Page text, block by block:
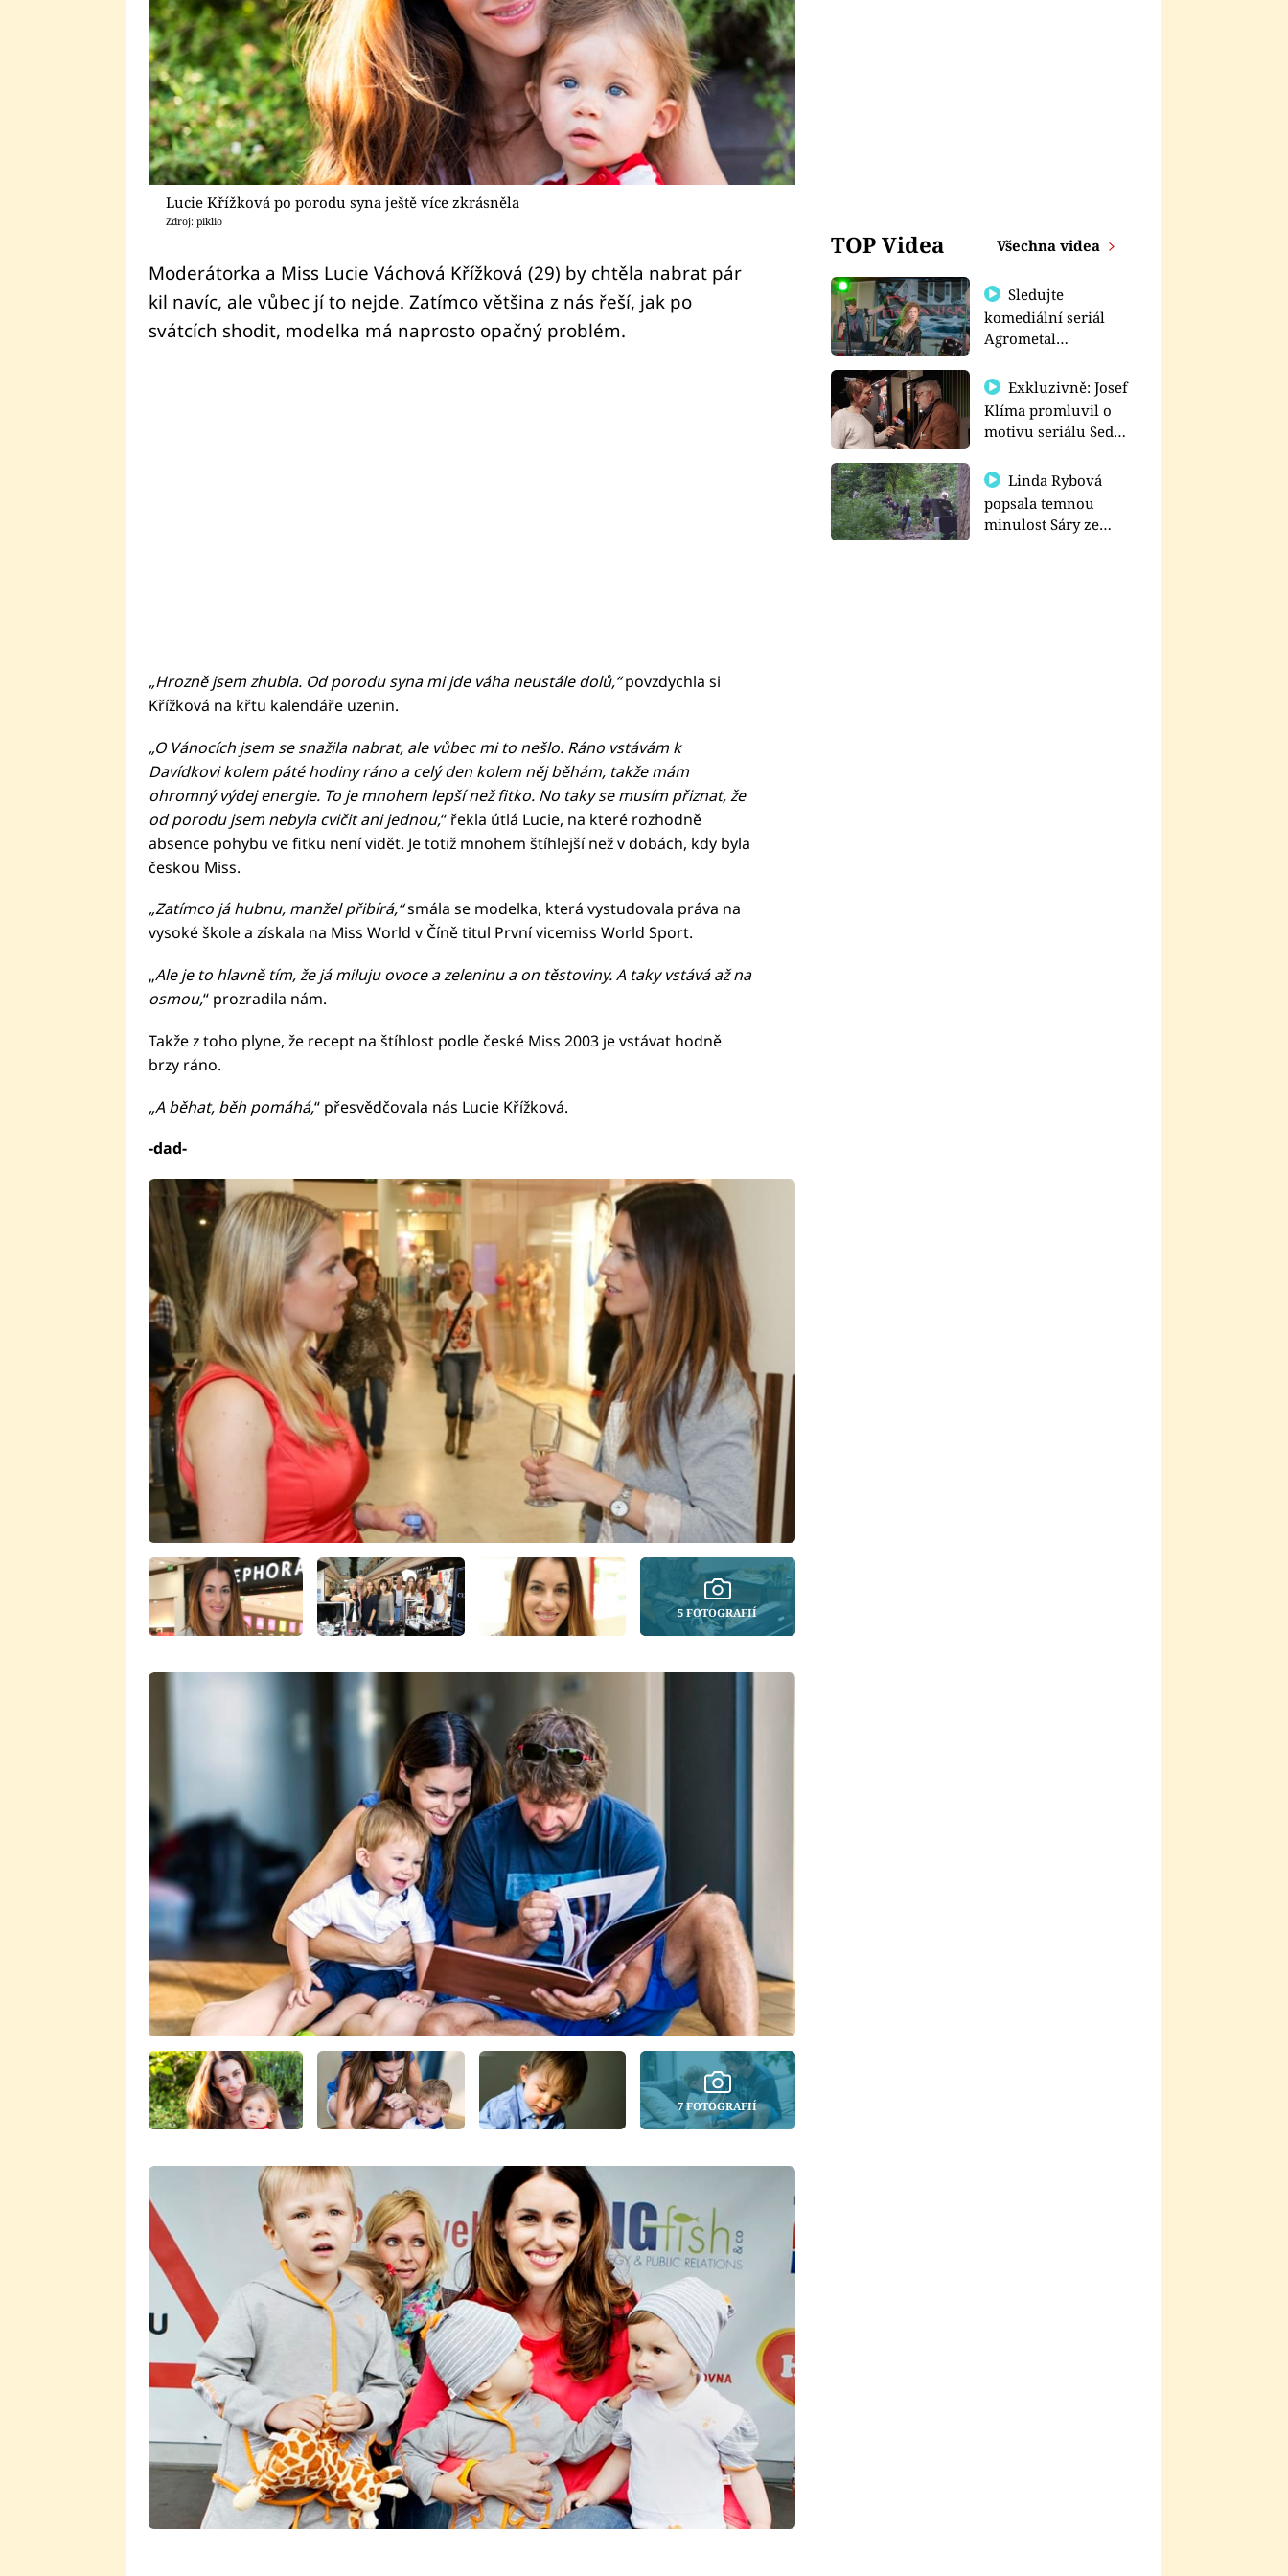
Lucie Křížková po porodu syna ještě více zkrásněla
Zdroj: piklio
Moderátorka a Miss Lucie Váchová Křížková (29) by chtěla nabrat pár
kil navíc, ale vůbec jí to nejde. Zatímco většina z nás řeší, jak po
svátcích shodit, modelka má naprosto opačný problém.
„Hrozně jsem zhubla. Od porodu syna mi jde váha neustále dolů,“povzdychla si
Křížková na křtu kalendáře uzenin.
„O Vánocích jsem se snažila nabrat, ale vůbec mi to nešlo. Ráno vstávám k
Davídkovi kolem páté hodiny ráno a celý den kolem něj běhám, takže mám
ohromný výdej energie. To je mnohem lepší než fitko. No taky se musím přiznat, že
od porodu jsem nebyla cvičit ani jednou,“ řekla útlá Lucie, na které rozhodně
absence pohybu ve fitku není vidět. Je totiž mnohem štíhlejší než v dobách, kdy byla
českou Miss.
„Zatímco já hubnu, manžel přibírá,“smála se modelka, která vystudovala práva na
vysoké škole a získala na Miss World v Číně titul První vicemiss World Sport.
„Ale je to hlavně tím, že já miluju ovoce a zeleninu a on těstoviny. A taky vstává až na
osmou,“ prozradila nám.
Takže z toho plyne, že recept na štíhlost podle české Miss 2003 je vstávat hodně
brzy ráno.
„A běhat, běh pomáhá,“ přesvědčovala nás Lucie Křížková.
-dad-
5 FOTOGRAFIÍ
7 FOTOGRAFIÍ
TOP Videa Všechna videa
Sledujte
komediální seriál
Agrometal
prima+
Exkluzivně: Josef
Klíma promluvil o
motivu seriálu Sedm
Linda Rybová
popsala temnou
minulost Sáry ze